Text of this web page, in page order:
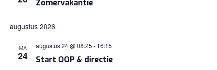
Zomervakantie
augustus 2026
MA
24 Start OOP & directie
augustus 24 @ 08:25 - 16:15